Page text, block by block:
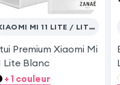
XIAOMI MI 11 LITE / LITE 5G NE
Premium Xiaomi Mi
Lite Blanc
+ 1 couleur